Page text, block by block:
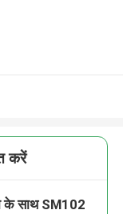
करें
के साथ SM102